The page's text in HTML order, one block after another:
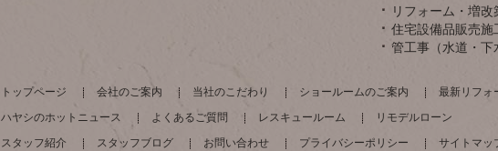
リフォーム・増改
住宅設備品販売施
管工事（水道・下
トップページ 会社のご案内 当社のこだわり ショールームのご案内 最新リフォ
ハヤシのホットニュース よくあるご質問 レスキュールーム
リモデルローン
スタッフ紹介
スタッフブログ お問い合わせ プライバシーポリシー サイトマッ